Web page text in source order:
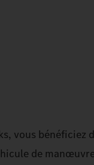
vous
de